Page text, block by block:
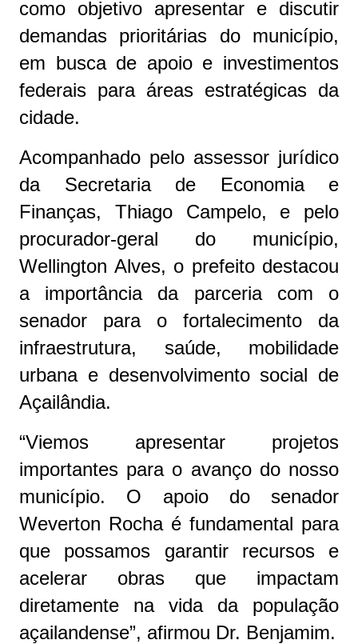
como objetivo apresentar e discutir
demandas prioritárias do município,
em busca de apoio e investimentos
federais para áreas estratégicas da
cidade.
Acompanhado pelo assessor jurídico
da Secretaria de Economia e
Finanças, Thiago Campelo, e pelo
procurador-geral do município,
Wellington Alves, o prefeito destacou
a importância da parceria com o
senador para o fortalecimento da
infraestrutura, saúde, mobilidade
urbana e desenvolvimento social de
Açailândia.
“Viemos apresentar projetos
importantes para o avanço do nosso
município. O apoio do senador
Weverton Rocha é fundamental para
que possamos garantir recursos e
acelerar obras que impactam
diretamente na vida da população
açailandense”, afirmou Dr. Benjamim.